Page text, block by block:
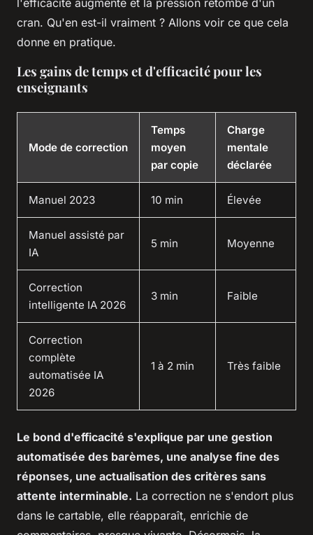
cran. Qu'en est-il vraiment ? Allons voir ce que cela
donne en pratique.
Les gains de temps et d'efficacité pour les
enseignants
Mode de correction
Temps
moyen
par copie
Charge
mentale
déclarée
Manuel 2023 10 min Élevée
Manuel assisté par
IA
5 min Moyenne
Correction
intelligente IA 2026
3 min Faible
Correction
complète
automatisée IA
2026
1 à 2 min Très faible
Le bond d'efficacité s'explique par une gestion
automatisée des barèmes, une analyse fine des
réponses, une actualisation des critères sans
attente interminable. La correction ne s'endort plus
dans le cartable, elle réapparaît, enrichie de